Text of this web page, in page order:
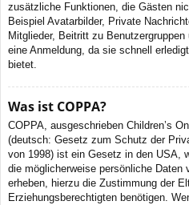
zusätzliche Funktionen, die Gästen
Beispiel Avatarbilder, Private
Mitglieder, Beitritt zu
eine Anmeldung, da sie schnell
bietet.
Was ist COPPA?
COPPA, ausgeschrieben Children’s
(deutsch: Gesetz zum Schutz der
von 1998) ist ein Gesetz in den USA,
die möglicherweise persönliche Daten
erheben, hierzu die Zustimmung der
Erziehungsberechtigten benötigen.